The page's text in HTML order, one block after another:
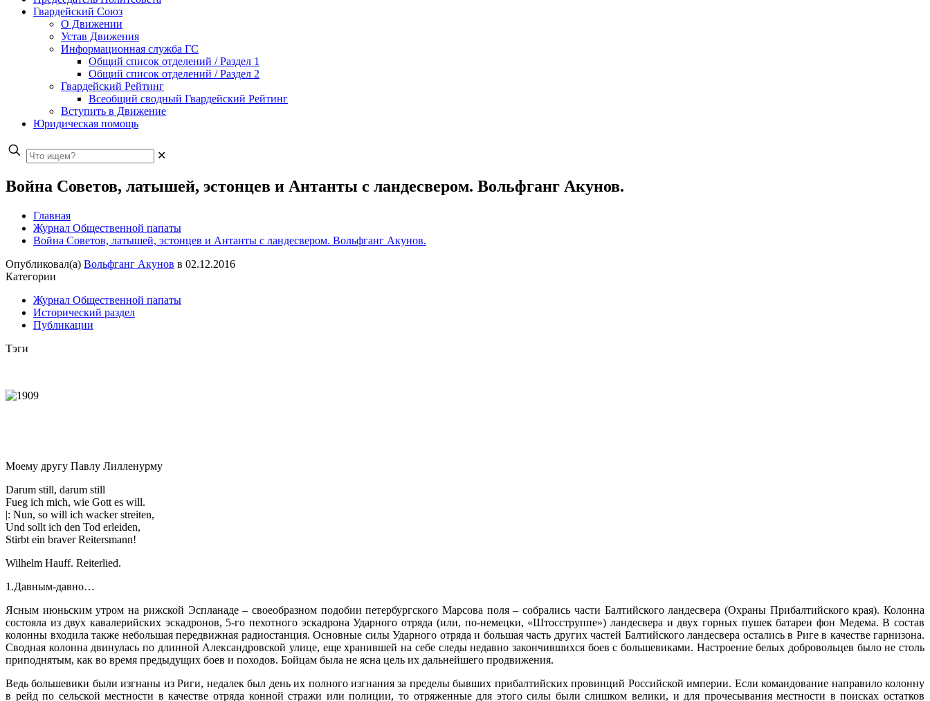
Гвардейский Союз
О Движении
Устав Движения
Информационная служба ГС
Общий список отделений / Раздел 1
Общий список отделений / Раздел 2
Гвардейский Рейтинг
Всеобщий сводный Гвардейский Рейтинг
Вступить в Движение
Юридическая помощь
✕
Война Советов, латышей, эстонцев и Антанты с ландесвером. Вольфганг Акунов.
Главная
Журнал Общественной папаты
Война Советов, латышей, эстонцев и Антанты с ландесвером. Вольфганг Акунов.
Опубликовал(а) Вольфганг Акунов в 02.12.2016
Категории
Журнал Общественной папаты
Исторический раздел
Публикации
Тэги
Моему другу Павлу Лилленурму
Darum still, darum still
Fueg ich mich, wie Gott es will.
|: Nun, so will ich wacker streiten,
Und sollt ich den Tod erleiden,
Stirbt ein braver Reitersmann!
Wilhelm Hauff. Reiterlied.
1.Давным-давно…
Ясным июньским утром на рижской Эспланаде – своеобразном подобии петербургского Марсова поля – собрались части Балтийского ландесвера (Охраны Прибалтийского края). Колонна
состояла из двух кавалерийских эскадронов, 5-го пехотного эскадрона Ударного отряда (или, по-немецки, «Штосструппе») ландесвера и двух горных пушек батареи фон Медема. В состав
колонны входила также небольшая передвижная радиостанция. Основные силы Ударного отряда и большая часть других частей Балтийского ландесвера остались в Риге в качестве гарнизона.
Сводная колонна двинулась по длинной Александровской улице, еще хранившей на себе следы недавно закончившихся боев с большевиками. Настроение белых добровольцев было не столь
приподнятым, как во время предыдущих боев и походов. Бойцам была не ясна цель их дальнейшего продвижения.
Ведь большевики были изгнаны из Риги, недалек был день их полного изгнания за пределы бывших прибалтийских провинций Российской империи. Если командование направило колонну
в рейд по сельской местности в качестве отряда конной стражи или полиции, то отряженные для этого силы были слишком велики, и для прочесывания местности в поисках остатков